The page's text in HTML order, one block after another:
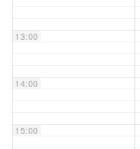
13:00
14:00
15:00